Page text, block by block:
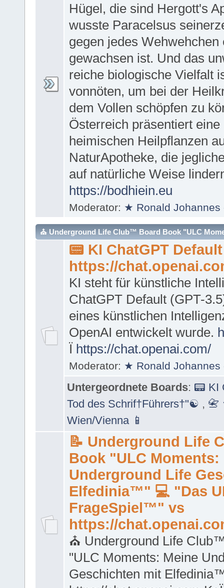
Hügel, die sind Hergott's
wusste Paracelsus
gegen jedes Wehwehchen
gewachsen ist. Und das
reiche biologische Vielfalt
vonnöten, um bei der
dem Vollen schöpfen zu
Österreich präsentiert eine
heimischen Heilpflanzen
NaturApotheke, die
auf natürliche Weise
https://bodhiein.eu
Moderator: ★ Ronald Johannes
⛪ Underground Life Club™ Board Book "ULC
https://chat.openai.com ®"
📟 KI ChatGPT
https://
KI steht für künstliche
ChatGPT Default (GPT-
eines künstlichen
OpenAI entwickelt wurde.
Ï https://chat.openai.com/
Moderator: ★ Ronald Johannes
Untergeordnete Boards: 📟 KI
Tod des Schrif†Führers†"☯ , 📇
Wien/Vienna 📱
📝 Underground Life
Book "ULC Moments:
Underground Life
Elfedinia™" 💻 "Das
FrageSpiel™" vs
https://
⛪ Underground Life
"ULC Moments: Meine
Geschichten mit